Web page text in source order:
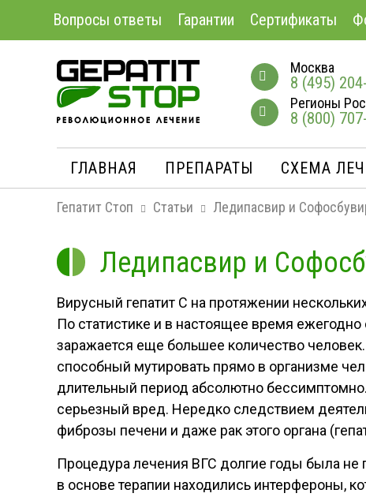
Вопросы ответы Гарантии Сертификаты
Москва
8 (495)
Регионы
8 (800)
ГЛАВНАЯ ПРЕПАРАТЫ СХЕМА
Гепатит Стоп Статьи Ледипасвир и
Ледипасвир и
Вирусный гепатит С на протяжении
По статистике и в настоящее время
заражается еще большее количество
способный мутировать прямо в организме
длительный период абсолютно
серьезный вред. Нередко следствием
фиброзы печени и даже рак этого органа
Процедура лечения ВГС долгие годы была не
в основе терапии находились интерфероны,